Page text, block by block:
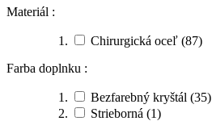
Materiál :
Chirurgická oceľ (87)
Farba doplnku :
Bezfarebný kryštál (35)
Strieborná (1)